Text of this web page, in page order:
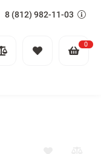
8 (812) 982-11-03
0